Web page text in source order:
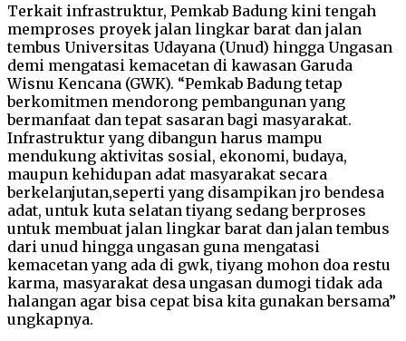
Terkait infrastruktur, Pemkab Badung kini tengah
memproses proyek jalan lingkar barat dan jalan
tembus Universitas Udayana (Unud) hingga Ungasan
demi mengatasi kemacetan di kawasan Garuda
Wisnu Kencana (GWK). “Pemkab Badung tetap
berkomitmen mendorong pembangunan yang
bermanfaat dan tepat sasaran bagi masyarakat.
Infrastruktur yang dibangun harus mampu
mendukung aktivitas sosial, ekonomi, budaya,
maupun kehidupan adat masyarakat secara
berkelanjutan,seperti yang disampikan jro bendesa
adat, untuk kuta selatan tiyang sedang berproses
untuk membuat jalan lingkar barat dan jalan tembus
dari unud hingga ungasan guna mengatasi
kemacetan yang ada di gwk, tiyang mohon doa restu
karma, masyarakat desa ungasan dumogi tidak ada
halangan agar bisa cepat bisa kita gunakan bersama”
ungkapnya.